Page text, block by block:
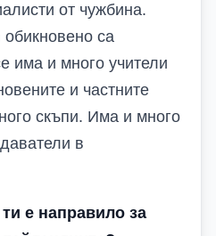
от чужбина.
са
има и много учители
и частните
скъпи. Има и много
в
е направило за